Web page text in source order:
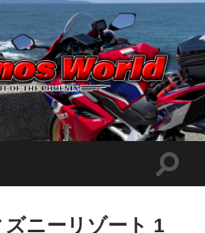
Nakeinos
world
ノ
ー
検
ニーリゾート 1